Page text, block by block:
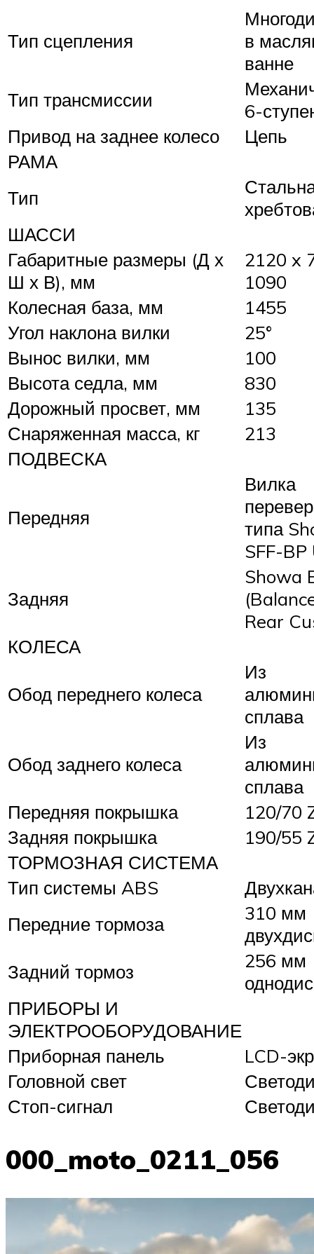
Тип сцепления
в
ванне
Тип трансмиссии
6-
Привод на заднее колесо
Цепь
РАМА
Тип
ШАССИ
Габаритные размеры (Д х
Ш х В), мм
2120 x
1090
Колесная база, мм
1455
Угол наклона вилки
25°
Вынос вилки, мм
100
Высота седла, мм
830
Дорожный просвет, мм
135
Снаряженная масса, кг
213
ПОДВЕСКА
Передняя
Вилка
типа
SFF-BP
Задняя
Showa
Rear
КОЛЕСА
Обод переднего колеса
Из
сплава
Обод заднего колеса
Из
сплава
Передняя покрышка
120/70
Задняя покрышка
190/55
ТОРМОЗНАЯ СИСТЕМА
Тип системы ABS
Передние тормоза
310 мм
Задний тормоз
256 мм
ПРИБОРЫ И
ЭЛЕКТРООБОРУДОВАНИЕ
Приборная панель
LCD-
Головной свет
Стоп-сигнал
000_moto_0211_056